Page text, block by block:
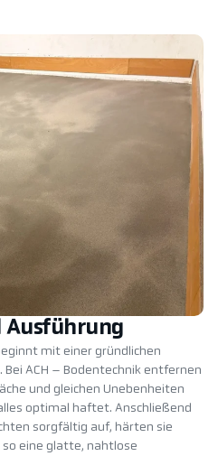
Ausführung
mit einer gründlichen
ACH – Bodentechnik entfernen
und gleichen Unebenheiten
optimal haftet. Anschließend
sorgfältig auf, härten sie
eine glatte, nahtlose